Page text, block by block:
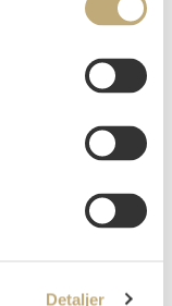
Detaljer
kl 15:00